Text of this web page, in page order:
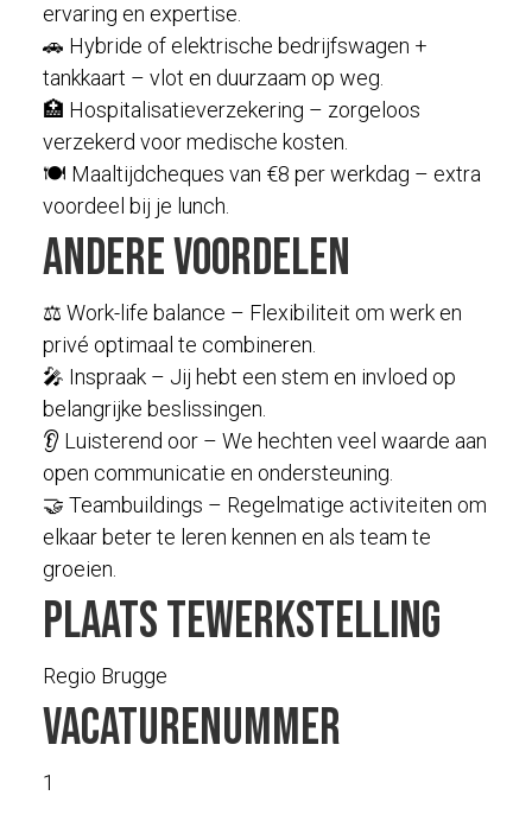
ervaring en expertise.
🚗 Hybride of elektrische bedrijfswagen +
tankkaart – vlot en duurzaam op weg.
🏥 Hospitalisatieverzekering – zorgeloos
verzekerd voor medische kosten.
🍽️ Maaltijdcheques van €8 per werkdag – extra
voordeel bij je lunch.
Andere voordelen
⚖️ Work-life balance – Flexibiliteit om werk en
privé optimaal te combineren.
🎤 Inspraak – Jij hebt een stem en invloed op
belangrijke beslissingen.
👂 Luisterend oor – We hechten veel waarde aan
open communicatie en ondersteuning.
🤝 Teambuildings – Regelmatige activiteiten om
elkaar beter te leren kennen en als team te
groeien.
Plaats tewerkstelling
Regio Brugge
Vacaturenummer
1